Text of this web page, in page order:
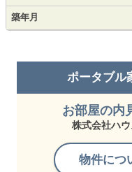
築年月
ポータブル
お部屋の内
株式会社ハ
物件につ